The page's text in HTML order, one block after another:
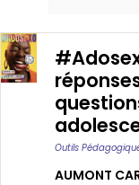
Outils
AUMONT